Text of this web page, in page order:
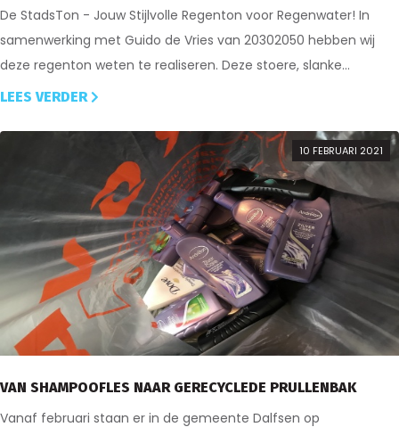
De StadsTon - Jouw Stijlvolle Regenton voor Regenwater! In
samenwerking met Guido de Vries van 20302050 hebben wij
deze regenton weten te realiseren. Deze stoere, slanke...
LEES VERDER
10 FEBRUARI 2021
VAN SHAMPOOFLES NAAR GERECYCLEDE PRULLENBAK
Vanaf februari staan er in de gemeente Dalfsen op